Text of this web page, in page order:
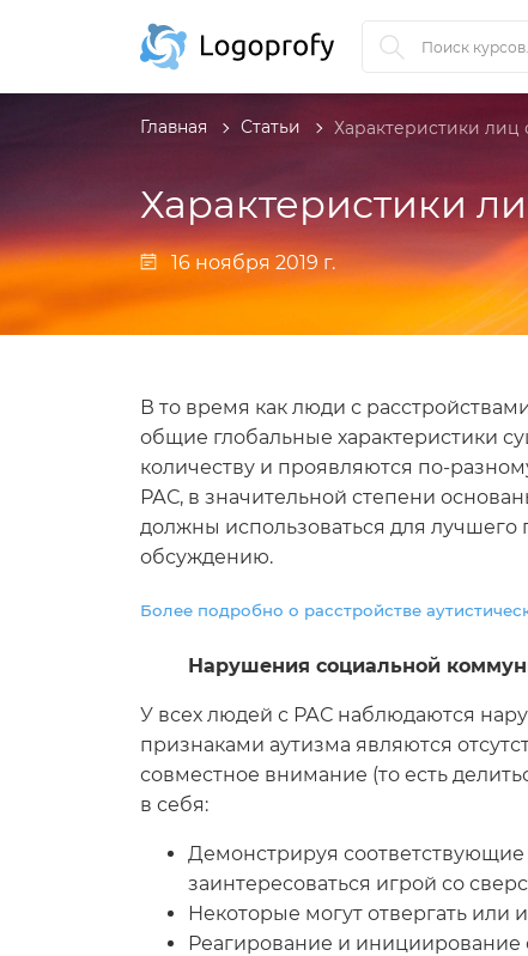
Характеристики
16 ноября 2019 г.
Главная Статьи Характеристики лиц
В то время как люди с
общие глобальные характеристики
количеству и проявляются по-
РАС, в значительной степени
должны использоваться для
обсуждению.
Более подробно о расстройстве
Нарушения социальной
У всех людей с РАС наблюдаются
признаками аутизма являются
совместное внимание (то есть
в себя:
Демонстрируя соответствующие
заинтересоваться игрой со
Некоторые могут отвергать или
Реагирование и